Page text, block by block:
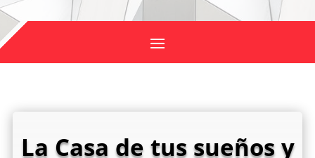
La Casa de tus sueños y